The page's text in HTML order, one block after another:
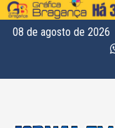
08 de agosto de 2026